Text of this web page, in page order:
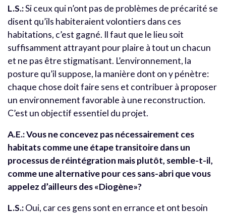
L.S.:Si ceux qui n’ont pas de problèmes de précarité se
disent qu’ils habiteraient volontiers dans ces
habitations, c’est gagné. Il faut que le lieu soit
suffisamment attrayant pour plaire à tout un chacun
et ne pas être stigmatisant. L’environnement, la
posture qu’il suppose, la manière dont on y pénètre:
chaque chose doit faire sens et contribuer à proposer
un environnement favorable à une reconstruction.
C’est un objectif essentiel du projet.
A.E.: Vous ne concevez pas nécessairement ces
habitats comme une étape transitoire dans un
processus de réintégration mais plutôt, semble-t-il,
comme une alternative pour ces sans-abri que vous
appelez d’ailleurs des «Diogène»?
L.S.:Oui, car ces gens sont en errance et ont besoin